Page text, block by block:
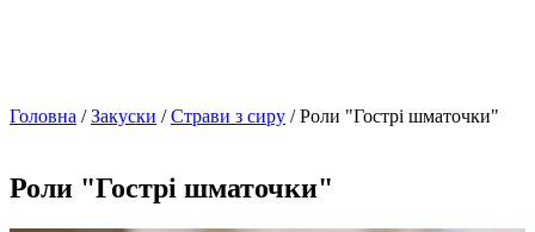
Головна /Закуски /Страви з сиру / Роли "Гострі шматочки"
Роли "Гострі шматочки"